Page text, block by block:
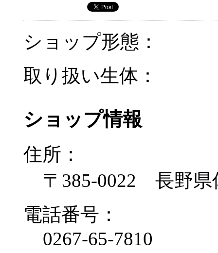
ショップ形態：
取り扱い生体：
ショップ情報
住所：
〒385-0022 長野県
電話番号：
0267-65-7810